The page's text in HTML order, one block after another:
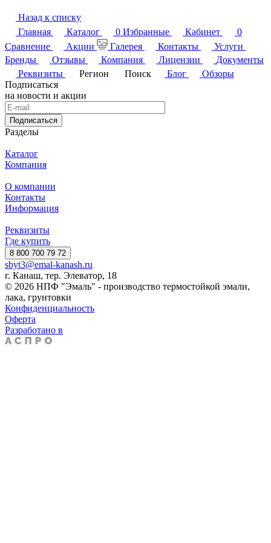
Назад к списку
Главная
Каталог 0 Избранные Кабинет
0
Сравнение
Акции Галерея Контакты
Услуги
Бренды
Отзывы Компания Лицензии
Документы
Реквизиты
Регион Поиск Блог
Обзоры
Подписаться
на новости и акции
Подписаться
Разделы
Каталог
Компания
О компании
Контакты
Информация
Реквизиты
Где купить
8 800 700 79 72
sbyt3@emal-kanash.ru
г. Канаш, тер. Элеватор, 18
© 2026 НПФ "Эмаль" - производство термостойкой эмали,
лака, грунтовки
Конфиденциальность
Оферта
Разработано в